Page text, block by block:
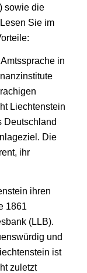
sowie die
Sie im
in
Liechtenstein
Deutschland
Die
ihr
ihren
1861
(LLB).
und
ist
zuletzt